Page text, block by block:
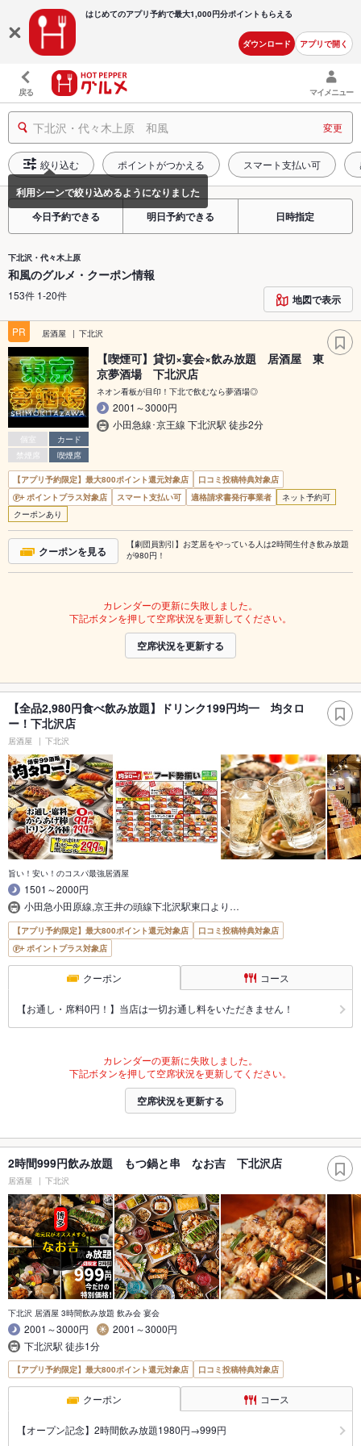
はじめてのアプリ予約で最大1,000円分ポイントもらえる
ダウンロード アプリで開く
戻る マイメニュー
下北沢・代々木上原 和風 変更
絞り込む ポイントがつかえる スマート支払い可
今日予約できる 明日予約できる 日時指定
下北沢・代々木上原
和風のグルメ・クーポン情報
153件 1-20件 地図で表示
PR 居酒屋 下北沢
個室
カード
禁煙席
喫煙席
【喫煙可】貸切×宴会×飲み放題 居酒屋 東
京夢酒場 下北沢店
ネオン看板が目印！下北で飲むなら夢酒場◎
2001～3000円
小田急線･京王線 下北沢駅 徒歩2分
【アプリ予約限定】最大800ポイント還元対象店
口コミ投稿特典対象店
ポイントプラス対象店
スマート支払い可 適格請求書発行事業者
ネット予約可
クーポンあり
クーポンを見る
【劇団員割引】お芝居をやっている人は2時間生付き飲み放題
が980円！
カレンダーの更新に失敗しました。
下記ボタンを押して空席状況を更新してください。
空席状況を更新する
【全品2,980円食べ飲み放題】ドリンク199円均一 均タロ
ー！下北沢店
居酒屋 下北沢
旨い！安い！のコスパ最強居酒屋
1501～2000円
小田急小田原線,京王井の頭線下北沢駅東口より…
【アプリ予約限定】最大800ポイント還元対象店
口コミ投稿特典対象店
ポイントプラス対象店
クーポン コース
【お通し・席料0円！】当店は一切お通し料をいただきません！
カレンダーの更新に失敗しました。
下記ボタンを押して空席状況を更新してください。
空席状況を更新する
2時間999円飲み放題 もつ鍋と串 なお吉 下北沢店
居酒屋 下北沢
下北沢 居酒屋 3時間飲み放題 飲み会 宴会
2001～3000円
2001～3000円
下北沢駅 徒歩1分
【アプリ予約限定】最大800ポイント還元対象店 口コミ投稿特典対象店
クーポン コース
【オープン記念】2時間飲み放題1980円→999円